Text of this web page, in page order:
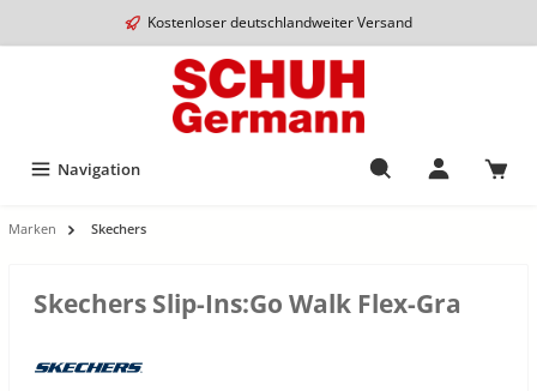
Kostenloser deutschlandweiter Versand
Navigation
Marken Skechers
Skechers Slip-Ins:Go Walk Flex-Gra